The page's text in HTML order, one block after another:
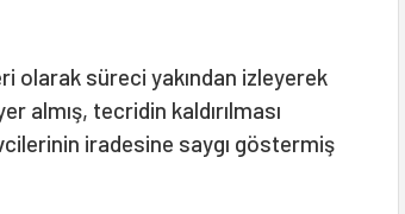
olarak süreci yakından izleyerek
almış, tecridin kaldırılması
iradesine saygı göstermiş